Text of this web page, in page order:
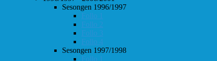
Sesongen 1996/1997
Follo 1
Follo 2
Follo 3
Follo 4
Sesongen 1997/1998
Follo 1